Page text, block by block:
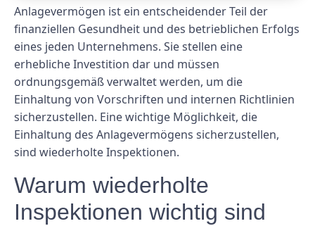
Anlagevermögen ist ein entscheidender Teil der
finanziellen Gesundheit und des betrieblichen Erfolgs
eines jeden Unternehmens. Sie stellen eine
erhebliche Investition dar und müssen
ordnungsgemäß verwaltet werden, um die
Einhaltung von Vorschriften und internen Richtlinien
sicherzustellen. Eine wichtige Möglichkeit, die
Einhaltung des Anlagevermögens sicherzustellen,
sind wiederholte Inspektionen.
Warum wiederholte
Inspektionen wichtig sind